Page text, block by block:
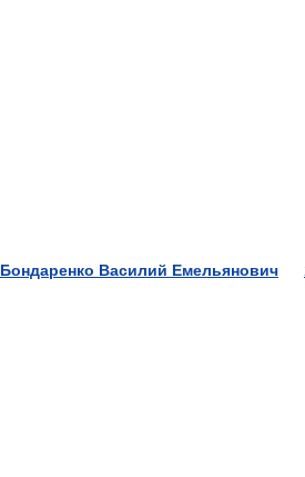
Бондаренко Василий Емельянович